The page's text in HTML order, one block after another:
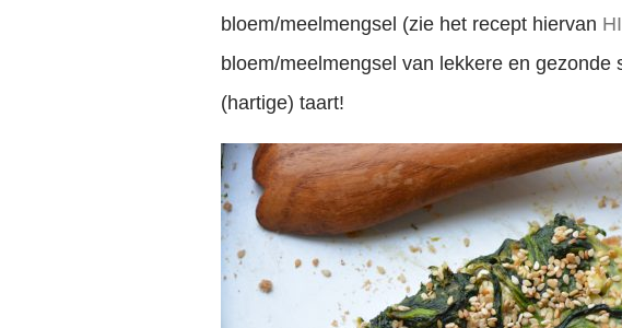
bloem/meelmengsel (zie het recept hiervan
bloem/meelmengsel van lekkere en
(hartige) taart!